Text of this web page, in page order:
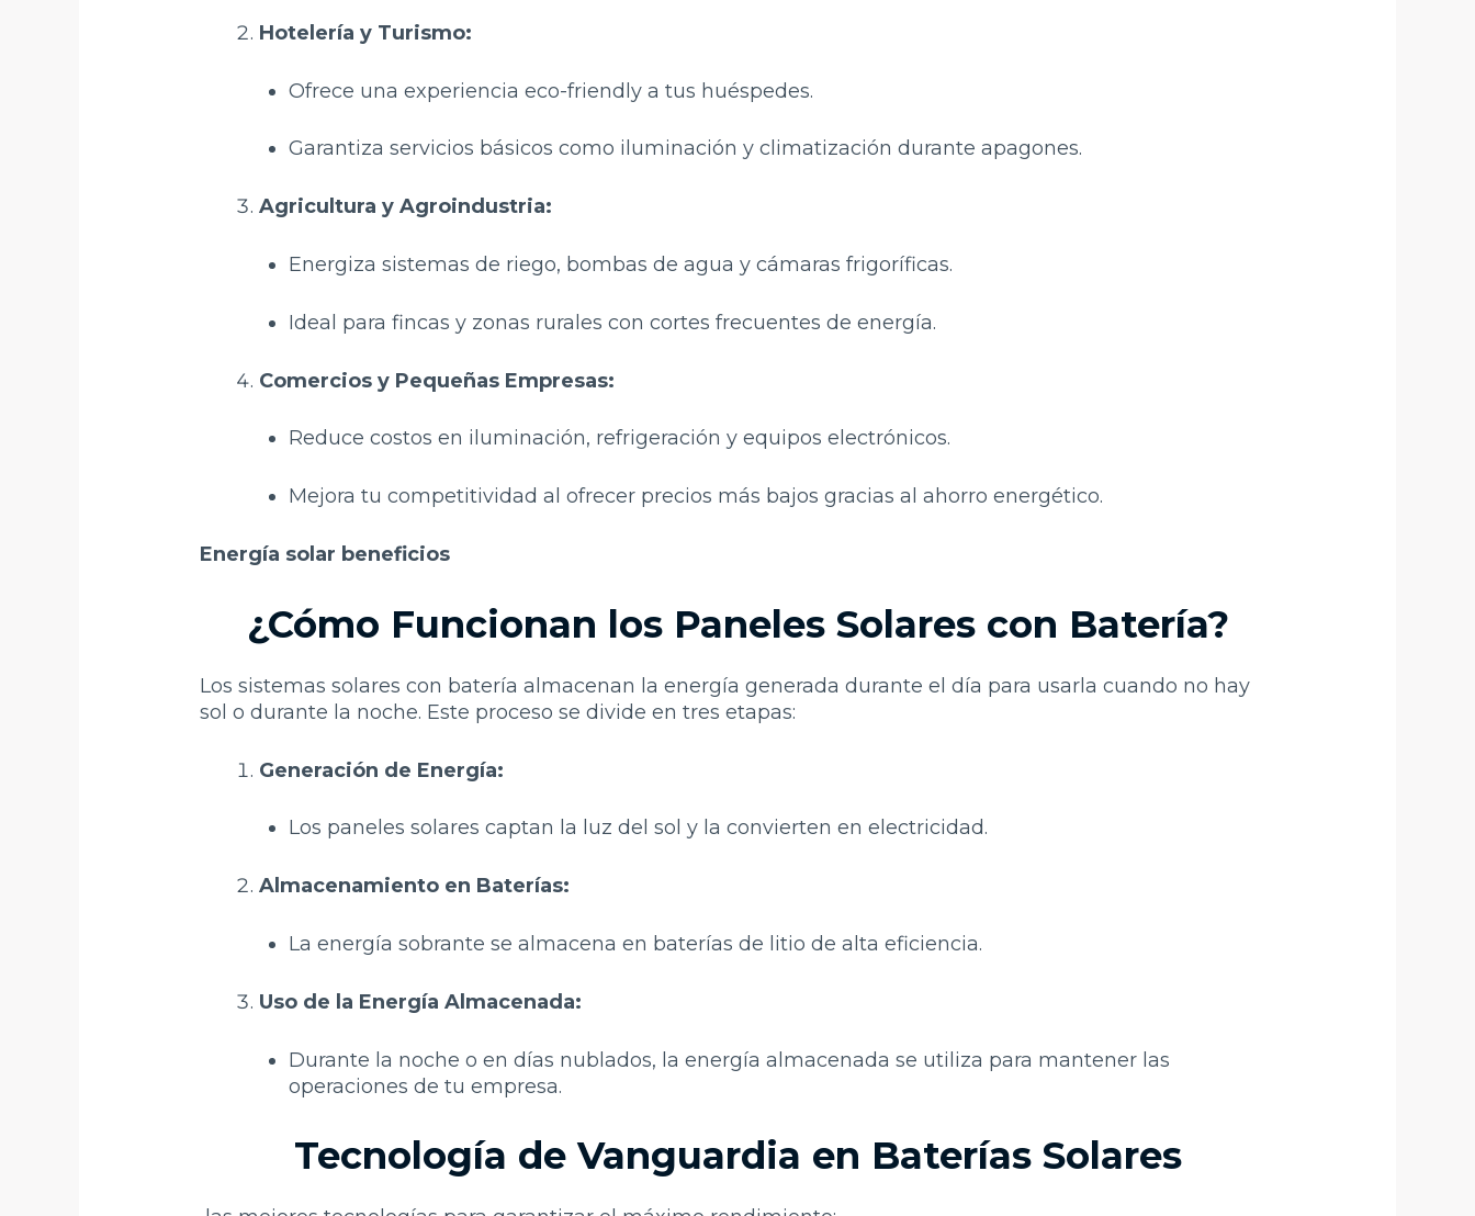
Hotelería y Turismo:
Ofrece una experiencia eco-friendly a tus huéspedes.
Garantiza servicios básicos como iluminación y climatización durante apagones.
Agricultura y Agroindustria:
Energiza sistemas de riego, bombas de agua y cámaras frigoríficas.
Ideal para fincas y zonas rurales con cortes frecuentes de energía.
Comercios y Pequeñas Empresas:
Reduce costos en iluminación, refrigeración y equipos electrónicos.
Mejora tu competitividad al ofrecer precios más bajos gracias al ahorro energético.
Energía solar beneficios
¿Cómo Funcionan los Paneles Solares con Batería?
Los sistemas solares con batería almacenan la energía generada durante el día para usarla cuando no hay
sol o durante la noche. Este proceso se divide en tres etapas:
Generación de Energía:
Los paneles solares captan la luz del sol y la convierten en electricidad.
Almacenamiento en Baterías:
La energía sobrante se almacena en baterías de litio de alta eficiencia.
Uso de la Energía Almacenada:
Durante la noche o en días nublados, la energía almacenada se utiliza para mantener las
operaciones de tu empresa.
Tecnología de Vanguardia en Baterías Solares